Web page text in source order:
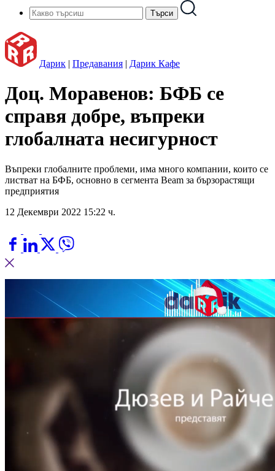
Дарик | Предавания | Дарик Кафе
Доц. Моравенов: БФБ се
справя добре, въпреки
глобалната несигурност
Въпреки глобалните проблеми, има много компании, които се
листват на БФБ, основно в сегмента Beam за бързорастящи
предприятия
12 Декември 2022 15:22 ч.